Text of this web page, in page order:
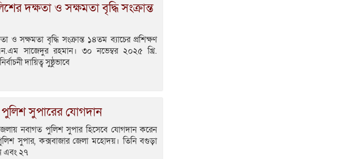
দক্ষতা ও সক্ষমতা বৃদ্ধি সংক্রান্ত
ও সক্ষমতা বৃদ্ধি সংক্রান্ত ১৪তম ব্যাচের প্রশিক্ষণ
সাজেদুর রহমান। ৩০ নভেম্বর ২০২৫ খ্রি.
দায়িত্ব সুষ্ঠুভাবে
সুপারের যোগদান
নবাগত পুলিশ সুপার হিসেবে যোগদান করেন
সুপার, কক্সবাজার জেলা মহোদয়। তিনি বগুড়া
এবং ২৭